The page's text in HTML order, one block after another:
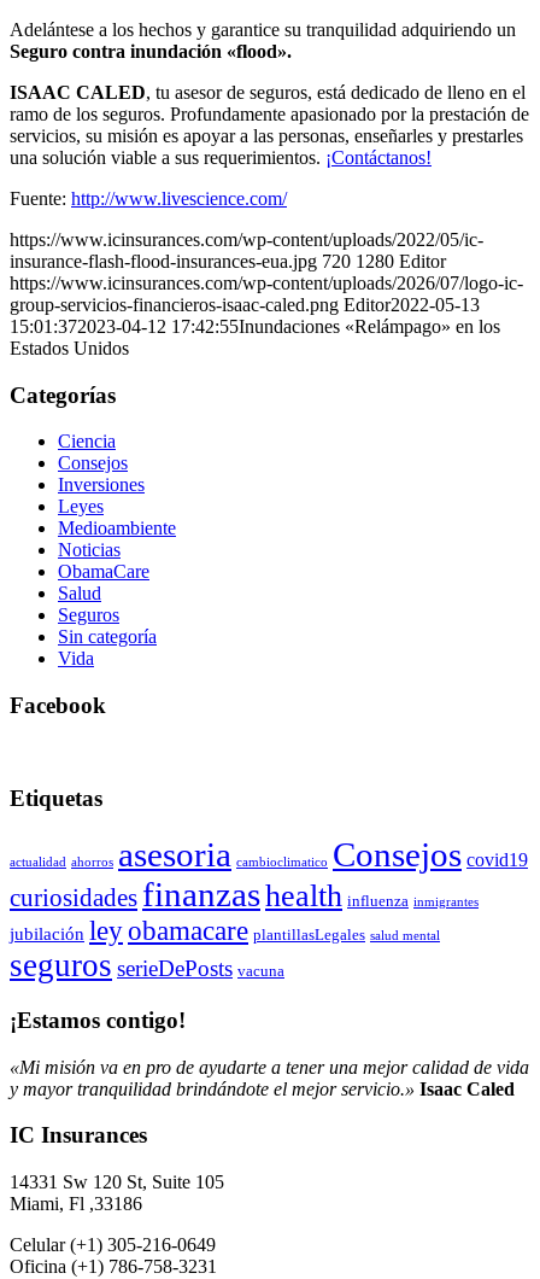
Adelántese a los hechos y garantice su tranquilidad adquiriendo un
Seguro contra inundación «flood».
ISAAC CALED, tu asesor de seguros, está dedicado de lleno en el
ramo de los seguros. Profundamente apasionado por la prestación de
servicios, su misión es apoyar a las personas, enseñarles y prestarles
una solución viable a sus requerimientos. ¡Contáctanos!
Fuente: http://www.livescience.com/
https://www.icinsurances.com/wp-content/uploads/2022/05/ic-
insurance-flash-flood-insurances-eua.jpg 720 1280 Editor
https://www.icinsurances.com/wp-content/uploads/2026/07/logo-ic-
group-servicios-financieros-isaac-caled.png Editor2022-05-13
15:01:372023-04-12 17:42:55Inundaciones «Relámpago» en los
Estados Unidos
Categorías
Ciencia
Consejos
Inversiones
Leyes
Medioambiente
Noticias
ObamaCare
Salud
Seguros
Sin categoría
Vida
Facebook
Etiquetas
actualidad ahorros asesoria cambioclimatico Consejos covid19
curiosidades finanzashealth influenza inmigrantes
jubilación leyobamacare plantillasLegales salud mental
seguros serieDePosts vacuna
¡Estamos contigo!
«Mi misión va en pro de ayudarte a tener una mejor calidad de vida
y mayor tranquilidad brindándote el mejor servicio.» Isaac Caled
IC Insurances
14331 Sw 120 St, Suite 105
Miami, Fl ,33186
Celular (+1) 305-216-0649
Oficina (+1) 786-758-3231